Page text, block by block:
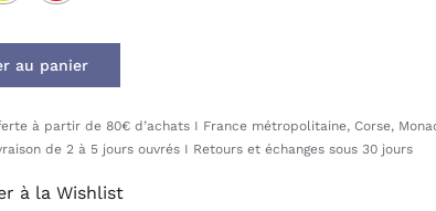
au panier
à partir de 80€ d’achats I France métropolitaine, Corse,
de 2 à 5 jours ouvrés I Retours et échanges sous 30 jours
à la Wishlist